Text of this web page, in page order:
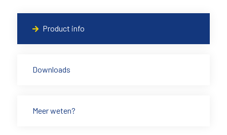
Product info
Downloads
Meer weten?